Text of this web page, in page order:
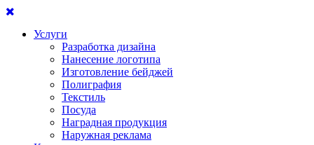
Услуги
Разработка дизайна
Нанесение логотипа
Изготовление бейджей
Полиграфия
Текстиль
Посуда
Наградная продукция
Наружная реклама